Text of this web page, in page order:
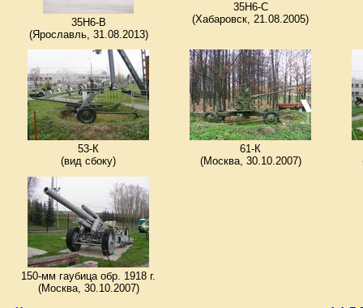
35Н6-В
(Ярославль, 31.08.2013)
35Н6-С
(Хабаровск, 21.08.2005)
53-К
(вид сбоку)
61-К
(Москва, 30.10.2007)
150-мм гаубица обр. 1918 г.
(Москва, 30.10.2007)